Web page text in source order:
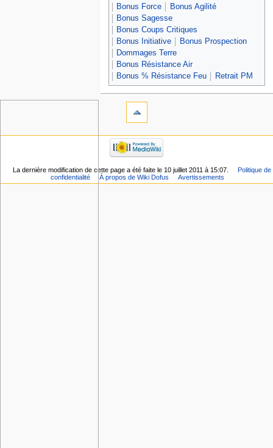
Bonus Force
Bonus Agilité
Bonus Sagesse
Bonus Coups Critiques
Bonus Initiative
Bonus Prospection
Dommages Terre
Bonus Résistance Air
Bonus % Résistance Feu
Retrait PM
La dernière modification de cette page a été faite le 10 juillet 2011 à 15:07.
Politique de
confidentialité
À propos de Wiki Dofus Avertissements